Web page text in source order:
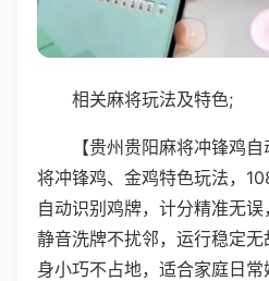
相关麻将玩法及特色;
【贵州贵阳麻将冲锋鸡
将冲锋鸡、金鸡特色玩法，
自动识别鸡牌，计分精准无误
静音洗牌不扰邻，运行稳定
身小巧不占地，适合家庭日